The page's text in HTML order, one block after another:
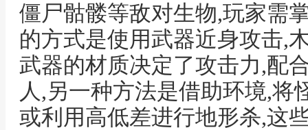
僵尸骷髅等敌对生物,玩家需
的方式是使用武器近身攻击,
武器的材质决定了攻击力,配
人,另一种方法是借助环境,将
或利用高低差进行地形杀,这